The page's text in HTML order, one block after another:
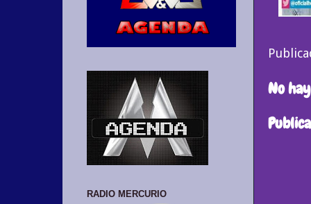
No
RADIO MERCURIO